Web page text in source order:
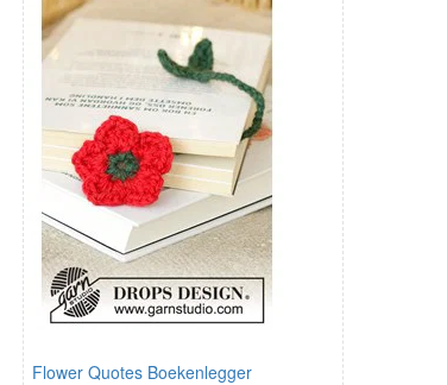
Flower Quotes Boekenlegger